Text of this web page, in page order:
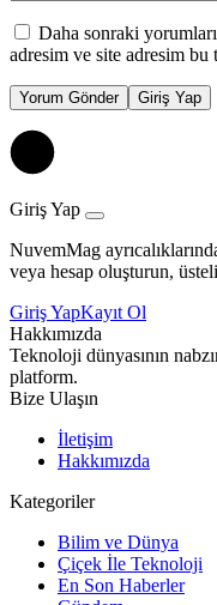
Daha sonraki
adresim ve site adresim bu
Yorum Gönder Giriş Yap
Giriş Yap
NuvemMag
veya hesap oluşturun,
Giriş YapKayıt Ol
Hakkımızda
Teknoloji dünyasının
platform.
Bize Ulaşın
İletişim
Hakkımızda
Kategoriler
Bilim ve Dünya
Çiçek İle Teknoloji
En Son Haberler